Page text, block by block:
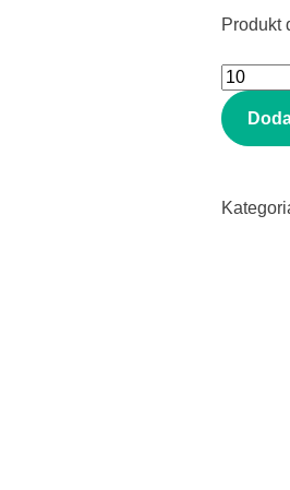
Produkt
ilość
Tektura